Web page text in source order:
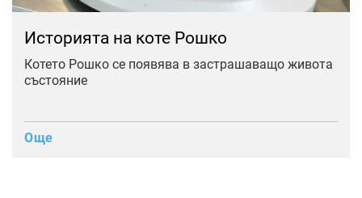
Историята на коте Рошко
Котето Рошко се появява в застрашаващо живота
състояние
Още